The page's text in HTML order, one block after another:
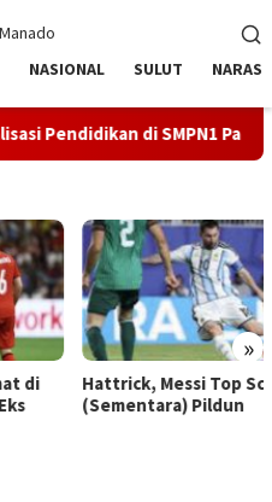
NASIONAL SULUT NARASI
di SMPN1 Palu Lewat
»
Hattrick, Messi Top Score
(Sementara) Pildun